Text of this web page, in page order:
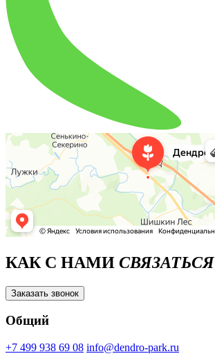
КАК С НАМИ СВЯЗАТЬСЯ
Заказать звонок
Общий
+7 499 938 69 08 info@dendro-park.ru